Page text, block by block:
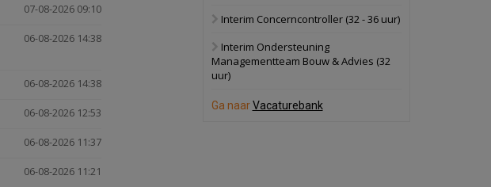
07-08-2026 09:10
06-08-2026 14:38
06-08-2026 14:38
06-08-2026 12:53
06-08-2026 11:37
06-08-2026 11:21
politiebureau
17 september 2026
Voormalig
Interim Concerncontroller (32 - 36 uur)
Interim Ondersteuning
Managementteam Bouw & Advies (32
uur)
Ga naarVacaturebank